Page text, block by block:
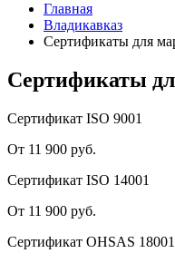
Главная
Владикавказ
Сертификаты для
Сертификаты
Сертификат ISO 9001
От 11 900 руб.
Сертификат ISO 14001
От 11 900 руб.
Сертификат OHSAS 18001